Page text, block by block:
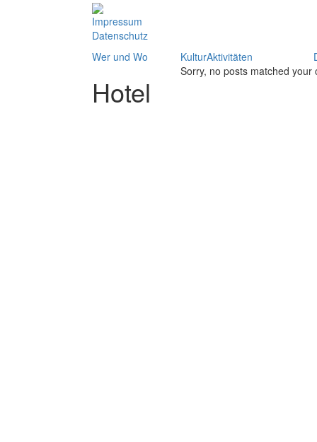
Impressum
Datenschutz
Wer und Wo
KulturAktivitäten
Hotel
Sorry, no posts matched your